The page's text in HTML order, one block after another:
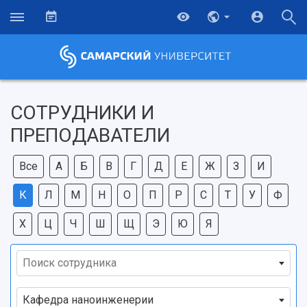
НАЗАД
СОТРУДНИКИ И
ПРЕПОДАВАТЕЛИ
Все А Б В Г Д Е Ж З И
К Л М Н О П Р С Т У Ф
Х Ц Ч Ш Щ Э Ю Я
Поиск сотрудника
Кафедра наноинженерии